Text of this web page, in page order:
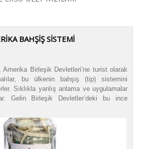
BAHŞİŞ SİSTEMİ
Amerika Birleşik Devletleri’ne turist olarak
bu ülkenin bahşiş (tip) sistemini
Sıklıkla yanlış anlama ve uygulamalar
Gelin Birleşik Devletler’deki bu ince